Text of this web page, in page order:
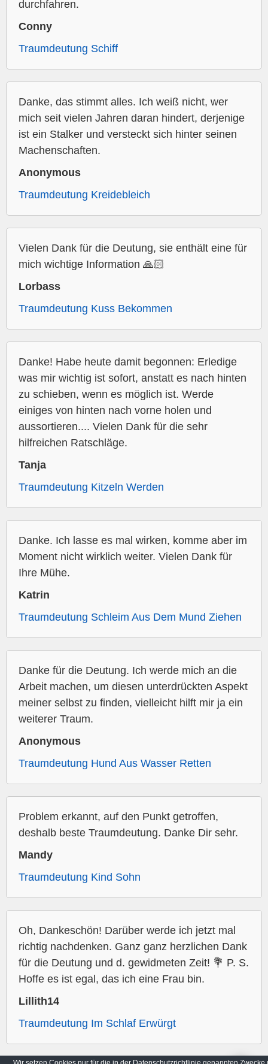
durchfahren.
Conny
Traumdeutung Schiff
Danke, das stimmt alles. Ich weiß nicht, wer
mich seit vielen Jahren daran hindert, derjenige
ist ein Stalker und versteckt sich hinter seinen
Machenschaften.
Anonymous
Traumdeutung Kreidebleich
Vielen Dank für die Deutung, sie enthält eine für
mich wichtige Information 🙏🏻
Lorbass
Traumdeutung Kuss Bekommen
Danke! Habe heute damit begonnen: Erledige
was mir wichtig ist sofort, anstatt es nach hinten
zu schieben, wenn es möglich ist. Werde
einiges von hinten nach vorne holen und
aussortieren.... Vielen Dank für die sehr
hilfreichen Ratschläge.
Tanja
Traumdeutung Kitzeln Werden
Danke. Ich lasse es mal wirken, komme aber im
Moment nicht wirklich weiter. Vielen Dank für
Ihre Mühe.
Katrin
Traumdeutung Schleim Aus Dem Mund Ziehen
Danke für die Deutung. Ich werde mich an die
Arbeit machen, um diesen unterdrückten Aspekt
meiner selbst zu finden, vielleicht hilft mir ja ein
weiterer Traum.
Anonymous
Traumdeutung Hund Aus Wasser Retten
Problem erkannt, auf den Punkt getroffen,
deshalb beste Traumdeutung. Danke Dir sehr.
Mandy
Traumdeutung Kind Sohn
Oh, Dankeschön! Darüber werde ich jetzt mal
richtig nachdenken. Ganz ganz herzlichen Dank
für die Deutung und d. gewidmeten Zeit! 💐 P. S.
Hoffe es ist egal, das ich eine Frau bin.
Lillith14
Traumdeutung Im Schlaf Erwürgt